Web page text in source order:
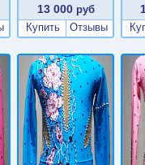
13 000руб
Купить
Отзывы